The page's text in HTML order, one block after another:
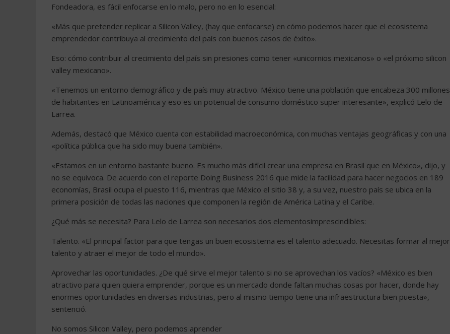
Fondeadora, es fácil enfocarse en lo malo, pero no en lo esencial:
«Más que pretender replicar a Silicon Valley, (hay que enfocarse) en cómo podemos hacer que el ecosistema
emprendedor contribuya al crecimiento del país con buenos casos de éxito».
Eso: cómo contribuir al crecimiento del país sin presiones como tener «unicornios mexicanos» o «el próximo silicon
valley mexicano».
«Tenemos un entorno demográfico y de país muy atractivo. México tiene una población que encabeza 300 millones
de habitantes en Latinoamérica y eso es un potencial de consumo doméstico super interesante», explicó Lelo de
Larrea.
Además, destacó que México cuenta con estabilidad macroeconómica, con muchas ventajas geográficas y con una
«política pública que ha sido muy buena también».
«Estamos en un entorno bastante bueno. Es mucho más difícil crear una empresa en Brasil que en México», dijo, y
no se equivoca. De acuerdo con el reporte Doing Business 2016 que mide la facilidad para hacer negocios en 189
economías, Brasil ocupa el puesto 116, mientras que México el sitio 38 y, a su vez, nuestro país se ubica en la
primera posición de todas las naciones que componen la región de América Latina y el Caribe.
¿Qué más se necesita? Para Lelo de Larrea son necesarios dos elementosimprescindibles:
Talento. «El principal factor para que tengas un buen ecosistema es el talento adecuado. Necesitas formar al mejor
talento y atraer el mejor de todo el mundo».
Aprovechar las oportunidades. ¿De qué sirve el mejor talento si no se aprovechan los vacíos? «México es bien
atractivo para quien quiera emprender, porque es un mercado donde faltan muchas cosas por hacer, donde hay
enormes oportunidades en diversas industrias, pero al mismo tiempo tiene una infraestructura bien puesta»,
sentenció.
No somos Silicon Valley, pero podemos aprender